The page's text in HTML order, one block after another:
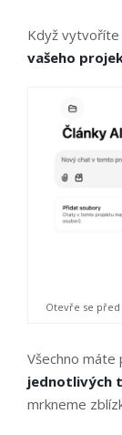
Když
vašeho
Otevře se
Všechno máte
jednotlivých
mrkneme